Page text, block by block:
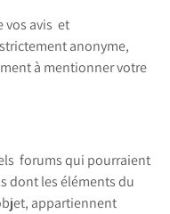
vos avis et
anonyme,
à mentionner votre
forums qui pourraient
dont les éléments du
appartiennent